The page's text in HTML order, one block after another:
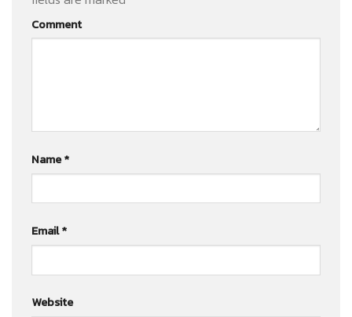
Comment
Name*
Email*
Website